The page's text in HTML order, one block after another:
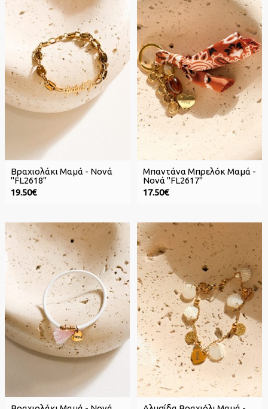
Βραχιολάκι Μαμά - Νονά
"FL2618"
19.50€
Μπαντάνα Μπρελόκ Μαμά -
Νονά "FL2617"
17.50€